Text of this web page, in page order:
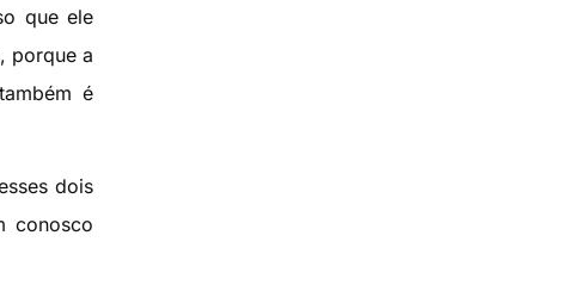
que ele
porque a
é
dois
conosco